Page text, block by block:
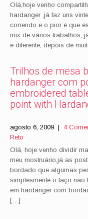
Olá,hoje venho
hardanger ,já faz uns
correndo e o pior é que
mix de vários trabalhos,
e diferente, depois de
Trilhos de mesa
hardanger com
embroidered
point with
agosto 6, 2009 | 4
Reto
Olá, hoje venho dividir
meu mostruário,já as
bordado que algumas
simplesmente o faço não
em hardanger com
[…]